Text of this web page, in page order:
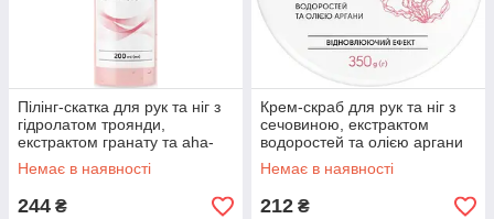
Пілінг-скатка для рук та ніг з
гідролатом троянди,
екстрактом гранату та aha-
кислотами Shelly 200 мл
Немає в наявності
244 ₴
Крем-скраб для рук та ніг з
сечовиною, екстрактом
водоростей та олією аргани
Shelly 350 г
Немає в наявності
212 ₴